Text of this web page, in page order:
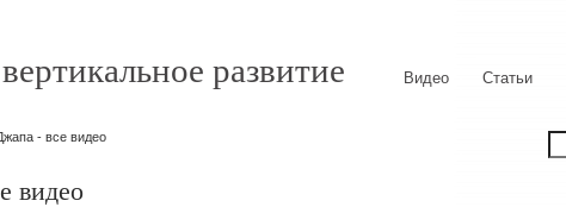
развитие Видео Статьи
- все видео
видео